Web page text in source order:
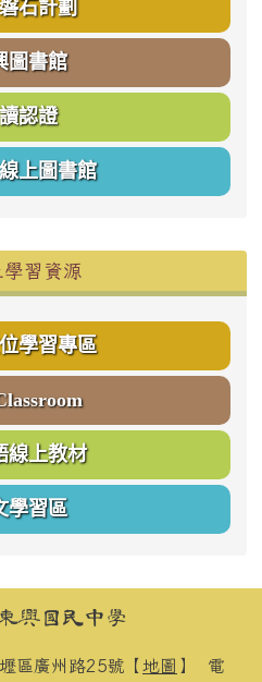
石計劃
圖書館
認證
上圖書館
學習資源
學習專區
線上教材
學習區
興國民中學
區廣州路25號【 地圖 】 電